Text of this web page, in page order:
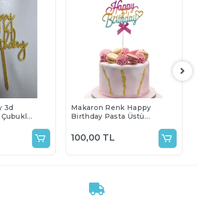
3d
Çubuklu
Makaron Renk Happy
Birthday Pasta Üstü
100,00 TL